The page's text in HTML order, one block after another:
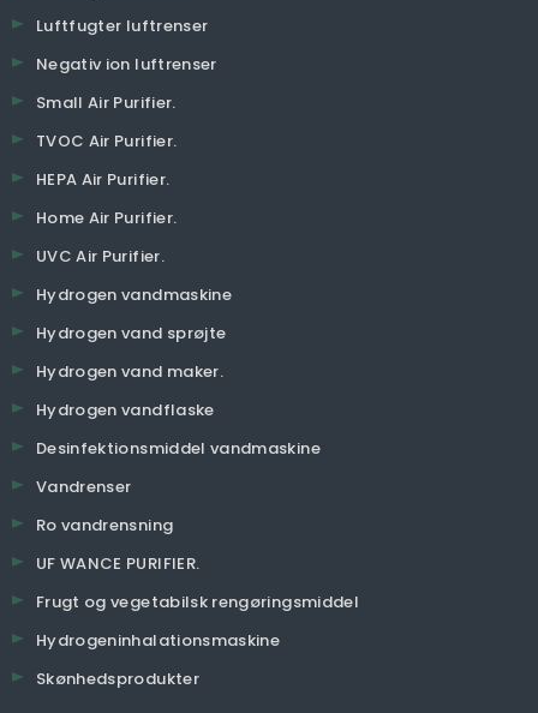
Luftfugter luftrenser
Negativ ion luftrenser
Small Air Purifier.
TVOC Air Purifier.
HEPA Air Purifier.
Home Air Purifier.
UVC Air Purifier.
Hydrogen vandmaskine
Hydrogen vand sprøjte
Hydrogen vand maker.
Hydrogen vandflaske
Desinfektionsmiddel vandmaskine
Vandrenser
Ro vandrensning
UF WANCE PURIFIER.
Frugt og vegetabilsk rengøringsmiddel
Hydrogeninhalationsmaskine
Skønhedsprodukter